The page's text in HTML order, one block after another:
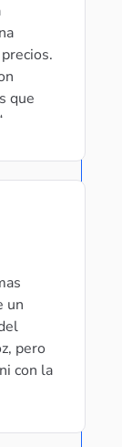
que
un
pero
con la